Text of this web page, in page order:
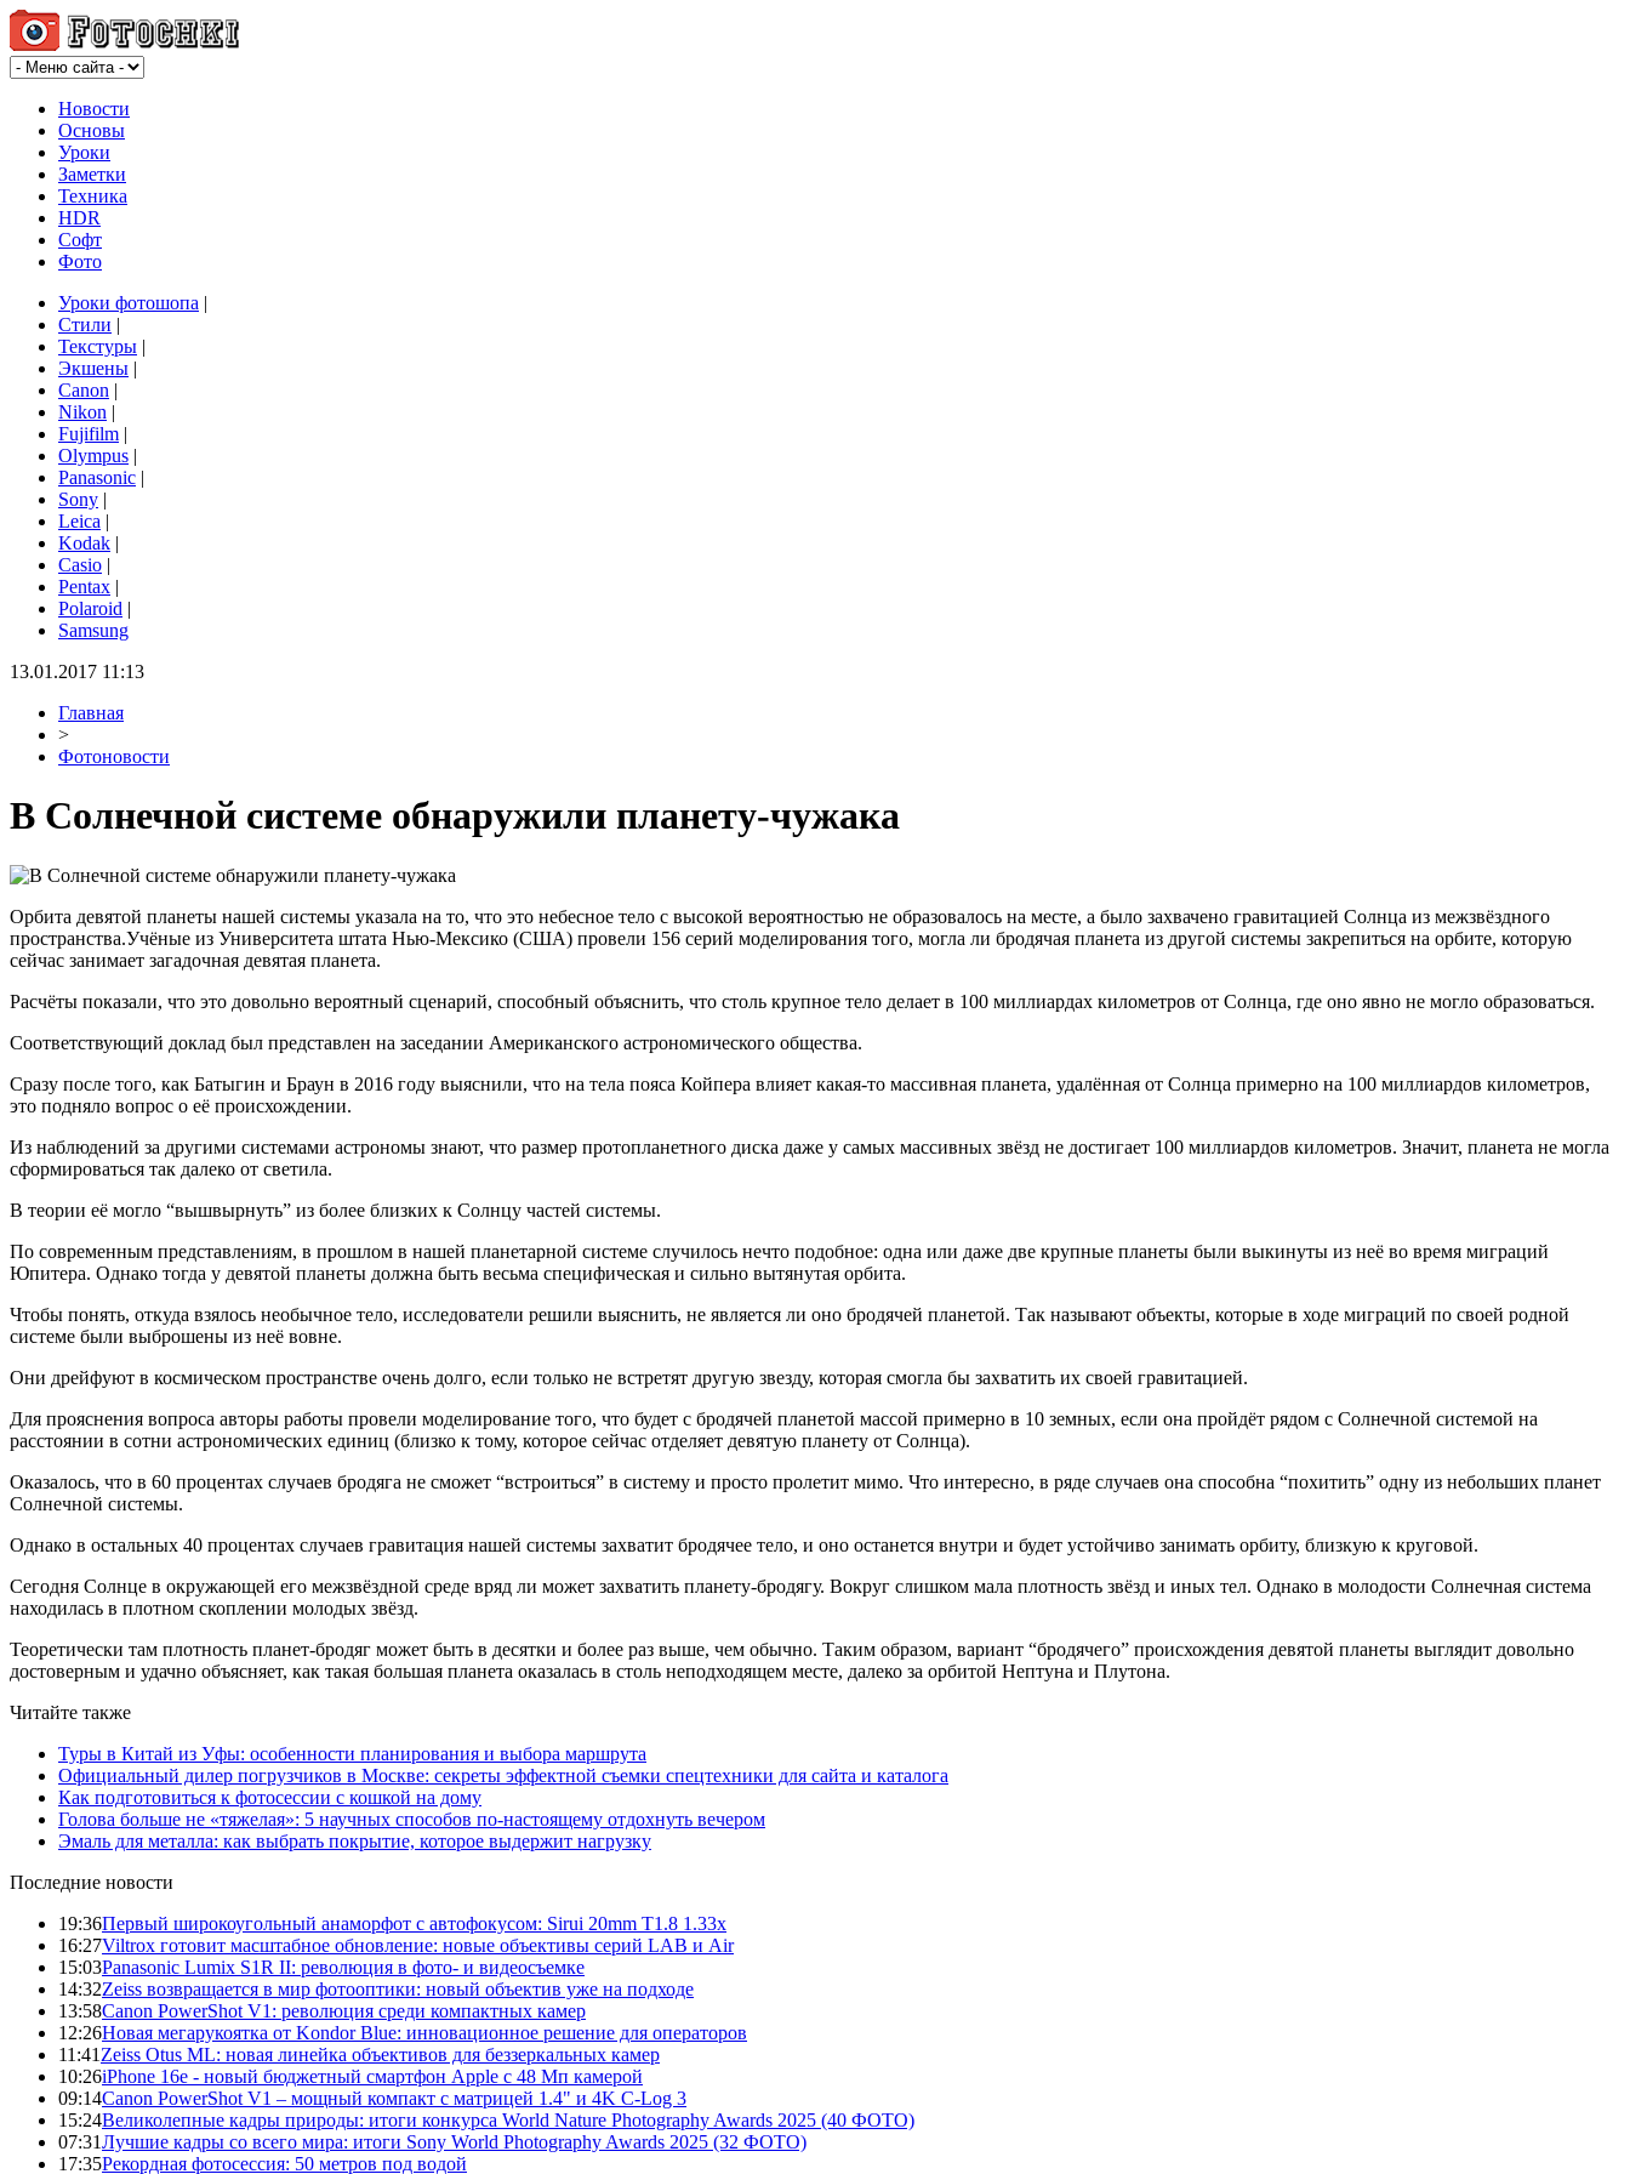
Новости
Основы
Уроки
Заметки
Техника
HDR
Софт
Фото
Уроки фотошопа |
Стили |
Текстуры |
Экшены |
Canon |
Nikon |
Fujifilm |
Olympus |
Panasonic |
Sony |
Leica |
Kodak |
Casio |
Pentax |
Polaroid |
Samsung
13.01.2017 11:13
Главная
>
Фотоновости
В Солнечной системе обнаружили планету-чужака
Орбита девятой планеты нашей системы указала на то, что это небесное тело с высокой вероятностью не образовалось на месте, а было захвачено гравитацией Солнца из межзвёздного
пространства.Учёные из Университета штата Нью-Мексико (США) провели 156 серий моделирования того, могла ли бродячая планета из другой системы закрепиться на орбите, которую
сейчас занимает загадочная девятая планета.
Расчёты показали, что это довольно вероятный сценарий, способный объяснить, что столь крупное тело делает в 100 миллиардах километров от Солнца, где оно явно не могло образоваться.
Соответствующий доклад был представлен на заседании Американского астрономического общества.
Сразу после того, как Батыгин и Браун в 2016 году выяснили, что на тела пояса Койпера влияет какая-то массивная планета, удалённая от Солнца примерно на 100 миллиардов километров,
это подняло вопрос о её происхождении.
Из наблюдений за другими системами астрономы знают, что размер протопланетного диска даже у самых массивных звёзд не достигает 100 миллиардов километров. Значит, планета не могла
сформироваться так далеко от светила.
В теории её могло “вышвырнуть” из более близких к Солнцу частей системы.
По современным представлениям, в прошлом в нашей планетарной системе случилось нечто подобное: одна или даже две крупные планеты были выкинуты из неё во время миграций
Юпитера. Однако тогда у девятой планеты должна быть весьма специфическая и сильно вытянутая орбита.
Чтобы понять, откуда взялось необычное тело, исследователи решили выяснить, не является ли оно бродячей планетой. Так называют объекты, которые в ходе миграций по своей родной
системе были выброшены из неё вовне.
Они дрейфуют в космическом пространстве очень долго, если только не встретят другую звезду, которая смогла бы захватить их своей гравитацией.
Для прояснения вопроса авторы работы провели моделирование того, что будет с бродячей планетой массой примерно в 10 земных, если она пройдёт рядом с Солнечной системой на
расстоянии в сотни астрономических единиц (близко к тому, которое сейчас отделяет девятую планету от Солнца).
Оказалось, что в 60 процентах случаев бродяга не сможет “встроиться” в систему и просто пролетит мимо. Что интересно, в ряде случаев она способна “похитить” одну из небольших планет
Солнечной системы.
Однако в остальных 40 процентах случаев гравитация нашей системы захватит бродячее тело, и оно останется внутри и будет устойчиво занимать орбиту, близкую к круговой.
Сегодня Солнце в окружающей его межзвёздной среде вряд ли может захватить планету-бродягу. Вокруг слишком мала плотность звёзд и иных тел. Однако в молодости Солнечная система
находилась в плотном скоплении молодых звёзд.
Теоретически там плотность планет-бродяг может быть в десятки и более раз выше, чем обычно. Таким образом, вариант “бродячего” происхождения девятой планеты выглядит довольно
достоверным и удачно объясняет, как такая большая планета оказалась в столь неподходящем месте, далеко за орбитой Нептуна и Плутона.
Читайте также
Туры в Китай из Уфы: особенности планирования и выбора маршрута
Официальный дилер погрузчиков в Москве: секреты эффектной съемки спецтехники для сайта и каталога
Как подготовиться к фотосессии с кошкой на дому
Голова больше не «тяжелая»: 5 научных способов по-настоящему отдохнуть вечером
Эмаль для металла: как выбрать покрытие, которое выдержит нагрузку
Последние новости
19:36Первый широкоугольный анаморфот с автофокусом: Sirui 20mm T1.8 1.33x
16:27Viltrox готовит масштабное обновление: новые объективы серий LAB и Air
15:03Panasonic Lumix S1R II: революция в фото- и видеосъемке
14:32Zeiss возвращается в мир фотооптики: новый объектив уже на подходе
13:58Canon PowerShot V1: революция среди компактных камер
12:26Новая мегарукоятка от Kondor Blue: инновационное решение для операторов
11:41 Zeiss Otus ML: новая линейка объективов для беззеркальных камер
10:26iPhone 16e - новый бюджетный смартфон Apple с 48 Мп камерой
09:14Canon PowerShot V1 – мощный компакт с матрицей 1.4" и 4K C-Log 3
15:24Великолепные кадры природы: итоги конкурса World Nature Photography Awards 2025 (40 ФОТО)
07:31Лучшие кадры со всего мира: итоги Sony World Photography Awards 2025 (32 ФОТО)
17:35Рекордная фотосессия: 50 метров под водой